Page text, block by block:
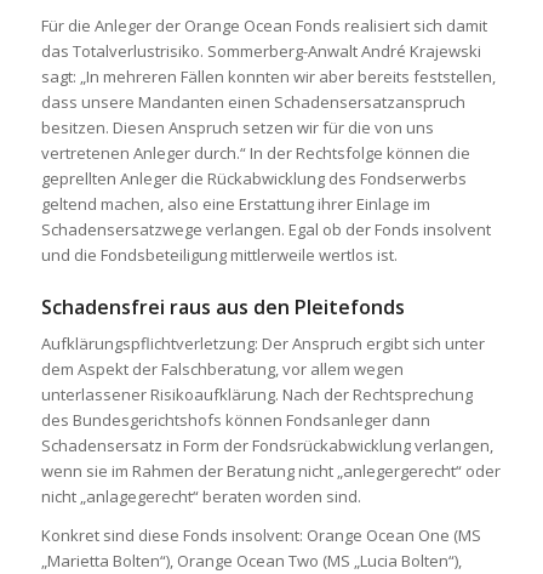
Für die Anleger der Orange Ocean Fonds realisiert sich damit
das Totalverlustrisiko. Sommerberg-Anwalt André Krajewski
sagt: „In mehreren Fällen konnten wir aber bereits feststellen,
dass unsere Mandanten einen Schadensersatzanspruch
besitzen. Diesen Anspruch setzen wir für die von uns
vertretenen Anleger durch.“ In der Rechtsfolge können die
geprellten Anleger die Rückabwicklung des Fondserwerbs
geltend machen, also eine Erstattung ihrer Einlage im
Schadensersatzwege verlangen. Egal ob der Fonds insolvent
und die Fondsbeteiligung mittlerweile wertlos ist.
Schadensfrei raus aus den Pleitefonds
Aufklärungspflichtverletzung: Der Anspruch ergibt sich unter
dem Aspekt der Falschberatung, vor allem wegen
unterlassener Risikoaufklärung. Nach der Rechtsprechung
des Bundesgerichtshofs können Fondsanleger dann
Schadensersatz in Form der Fondsrückabwicklung verlangen,
wenn sie im Rahmen der Beratung nicht „anlegergerecht“ oder
nicht „anlagegerecht“ beraten worden sind.
Konkret sind diese Fonds insolvent: Orange Ocean One (MS
„Marietta Bolten“), Orange Ocean Two (MS „Lucia Bolten“),